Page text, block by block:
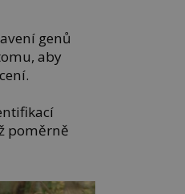
genů
aby
poměrně